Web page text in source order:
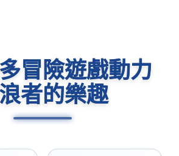
冒險遊戲動力
者的樂趣